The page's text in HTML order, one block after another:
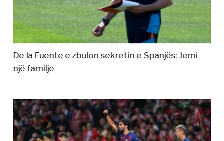
De la Fuente e zbulon sekretin e Spanjës: Jemi
një familje